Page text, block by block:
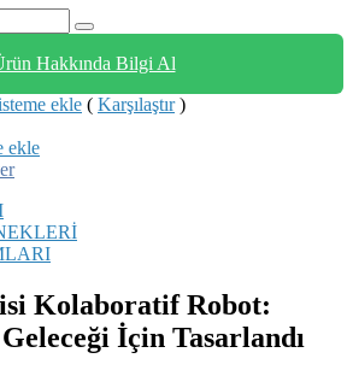
Hakkında Bilgi Al
ekle ( Karşılaştır)
ekle
Kolaboratif Robot:
İçin Tasarlandı